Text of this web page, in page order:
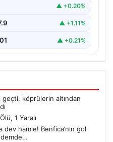
▲ +0.20%
▲ +1.11%
▲ +0.21%
geçti, köprülerin altından
1 Yaralı
dev hamle! Benfica’nın gol